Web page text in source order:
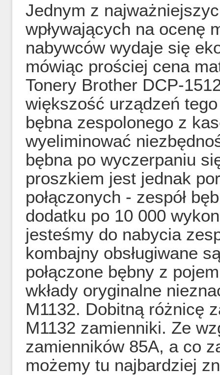
Jednym z
wpływających na ocenę
nabywców wydaje się
mówiąc prościej cena
Tonery Brother DCP-
większość urządzeń
bębna zespolonego z
wyeliminować
bębna po wyczerpaniu
proszkiem jest jednak
połączonych - zespół
dodatku po 10 000
jesteśmy do nabycia
kombajny obsługiwane
połączone bębny z
wkłady oryginalne
M1132. Dobitną różnicę
M1132 zamienniki. Ze
zamienników 85A, a co
możemy tu najbardziej